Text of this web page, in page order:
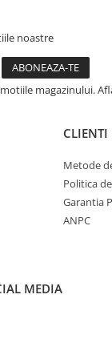
noastre
magazinului.
CLIENTI
Metode
Politica
Garantia
ANPC
MEDIA